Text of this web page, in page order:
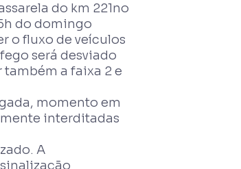
do km 221no
do domingo
o fluxo de veículos
será desviado
a faixa 2 e
momento em
interditadas
A